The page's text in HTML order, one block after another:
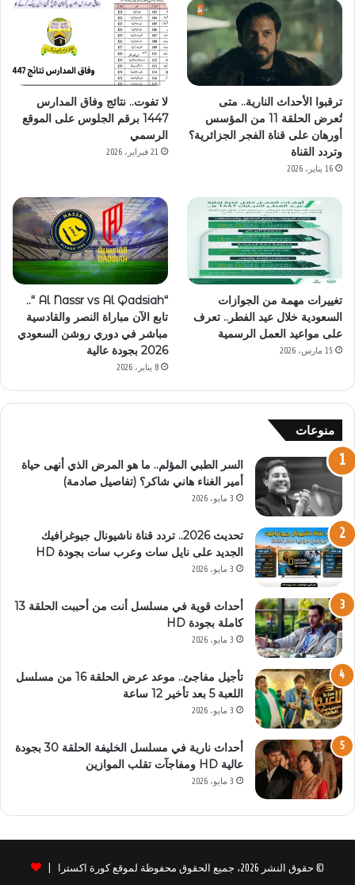
ترقبوا الأحداث النارية.. متى
تُعرض الحلقة 11 من المؤسس
أورهان على قناة الفجر الجزائرية؟
وتردد القناة
16 يناير، 2026
لا تفوت.. نتائج وفاق المدارس
1447 برقم الجلوس على الموقع
الرسمي
21 فبراير، 2026
تغييرات مهمة من الجوازات
السعودية خلال عيد الفطر.. تعرف
على مواعيد العمل الرسمية
15 مارس، 2026
“Al Nassr vs Al Qadsiah “..
تابع الآن مباراة النصر والقادسية
مباشر في دوري روشن السعودي
2026 بجودة عالية
8 يناير، 2026
منوعات
السر الطبي المؤلم.. ما هو المرض الذي أنهى حياة
أمير الغناء هاني شاكر؟ (تفاصيل صادمة)
3 مايو، 2026
تحديث 2026.. تردد قناة ناشيونال جيوغرافيك
الجديد على نايل سات وعرب سات بجودة HD
3 مايو، 2026
أحداث قوية في مسلسل أنت من أحببت الحلقة 13
كاملة بجودة HD
3 مايو، 2026
تأجيل مفاجئ.. موعد عرض الحلقة 16 من مسلسل
اللعبة 5 بعد تأخير 12 ساعة
3 مايو، 2026
أحداث نارية في مسلسل الخليفة الحلقة 30 بجودة
عالية HD ومفاجآت تقلب الموازين
3 مايو، 2026
© حقوق النشر 2026، جميع الحقوق محفوظة لموقع كورة اكسترا |